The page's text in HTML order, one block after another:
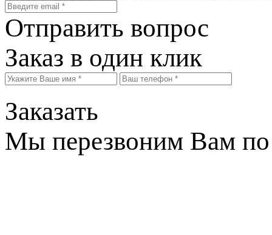
Отправить вопрос
Заказ в один клик
Заказать
Мы перезвоним Вам по